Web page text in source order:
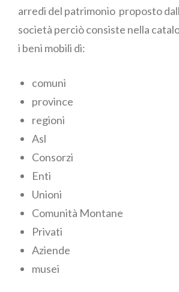
arredi del patrimonio proposto
società perciò consiste nella
i beni mobili di:
comuni
province
regioni
Asl
Consorzi
Enti
Unioni
Comunità Montane
Privati
Aziende
musei